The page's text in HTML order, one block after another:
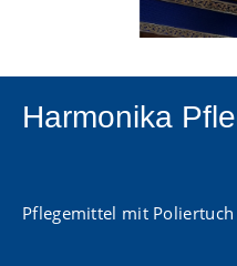
Harmonika
Pflegemittel mit